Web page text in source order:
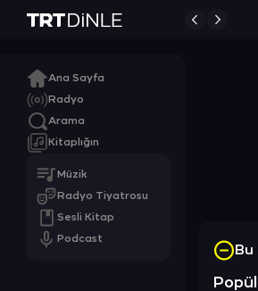
Ana Sayfa
Radyo
Arama
Kitaplığın
Müzik
Radyo Tiyatrosu
Sesli Kitap
Podcast